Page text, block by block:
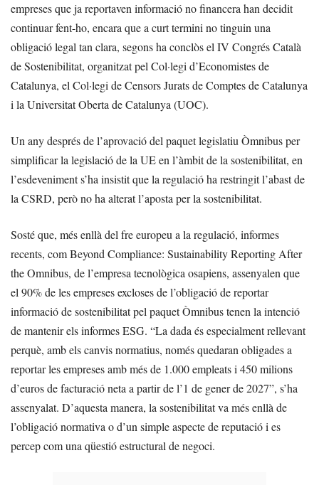
empreses que ja reportaven informació no financera han decidit
continuar fent-ho, encara que a curt termini no tinguin una
obligació legal tan clara, segons ha conclòs el IV Congrés Català
de Sostenibilitat, organitzat pel Col·legi d’Economistes de
Catalunya, el Col·legi de Censors Jurats de Comptes de Catalunya
i la Universitat Oberta de Catalunya (UOC).
Un any després de l’aprovació del paquet legislatiu Òmnibus per
simplificar la legislació de la UE en l’àmbit de la sostenibilitat, en
l’esdeveniment s’ha insistit que la regulació ha restringit l’abast de
la CSRD, però no ha alterat l’aposta per la sostenibilitat.
Sosté que, més enllà del fre europeu a la regulació, informes
recents, com Beyond Compliance: Sustainability Reporting After
the Omnibus, de l’empresa tecnològica osapiens, assenyalen que
el 90% de les empreses excloses de l’obligació de reportar
informació de sostenibilitat pel paquet Òmnibus tenen la intenció
de mantenir els informes ESG. “La dada és especialment rellevant
perquè, amb els canvis normatius, només quedaran obligades a
reportar les empreses amb més de 1.000 empleats i 450 milions
d’euros de facturació neta a partir de l’1 de gener de 2027”, s’ha
assenyalat. D’aquesta manera, la sostenibilitat va més enllà de
l’obligació normativa o d’un simple aspecte de reputació i es
percep com una qüestió estructural de negoci.